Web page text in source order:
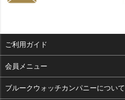
ご利用ガイド
よくある質問
支払い・送料
会員メニュー
ログイン
ブルークウォッチカンパニーについて